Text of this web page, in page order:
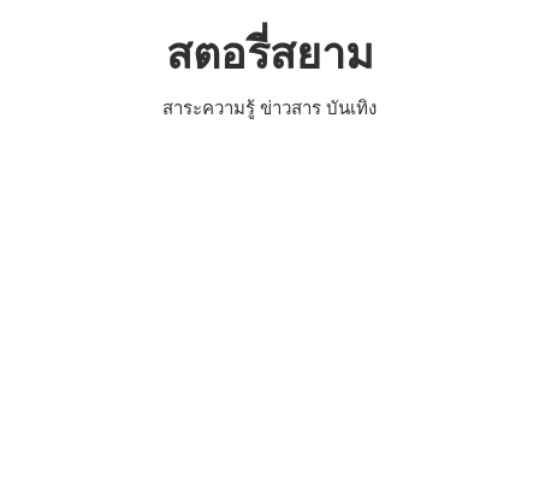
สตอรี่สยาม
สาระความรู้ ข่าวสาร บันเทิง